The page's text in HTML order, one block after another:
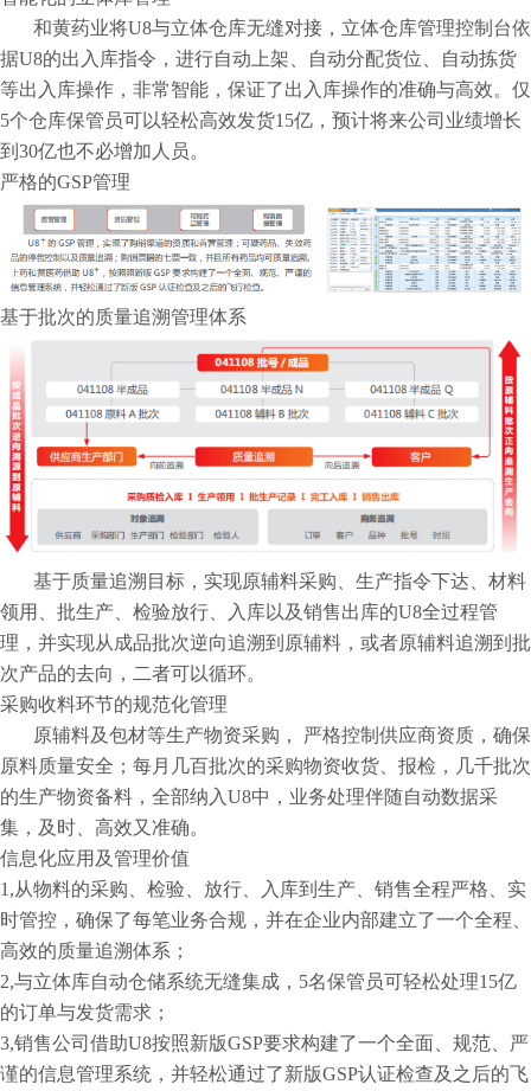
和黄药业将U8与立体仓库无缝对接，立体仓库管理控制台依
据U8的出入库指令，进行自动上架、自动分配货位、自动拣货
等出入库操作，非常智能，保证了出入库操作的准确与高效。仅
5个仓库保管员可以轻松高效发货15亿，预计将来公司业绩增长
到30亿也不必增加人员。
严格的GSP管理
基于批次的质量追溯管理体系
基于质量追溯目标，实现原辅料采购、生产指令下达、材料
领用、批生产、检验放行、入库以及销售出库的U8全过程管
理，并实现从成品批次逆向追溯到原辅料，或者原辅料追溯到批
次产品的去向，二者可以循环。
采购收料环节的规范化管理
原辅料及包材等生产物资采购， 严格控制供应商资质，确保
原料质量安全；每月几百批次的采购物资收货、报检，几千批次
的生产物资备料，全部纳入U8中，业务处理伴随自动数据采
集，及时、高效又准确。
信息化应用及管理价值
1,从物料的采购、检验、放行、入库到生产、销售全程严格、实
时管控，确保了每笔业务合规，并在企业内部建立了一个全程、
高效的质量追溯体系；
2,与立体库自动仓储系统无缝集成，5名保管员可轻松处理15亿
的订单与发货需求；
3,销售公司借助U8按照新版GSP要求构建了一个全面、规范、严
谨的信息管理系统，并轻松通过了新版GSP认证检查及之后的飞